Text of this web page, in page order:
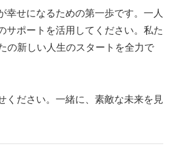
幸せになるための第一歩です。一人
サポートを活用してください。私た
の新しい人生のスタートを全力で
ください。一緒に、素敵な未来を見